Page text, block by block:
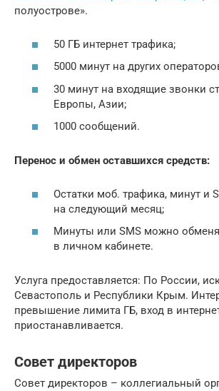
полуострове».
50 ГБ интернет трафика;
5000 минут на других
30 минут на входящие звонки
Европы, Азии;
1000 сообщений.
Перенос и обмен оставшихся средств:
Остатки моб. трафика, минут и
на следующий месяц;
Минуты или SMS можно
в личном кабинете.
Услуга предоставляется: По России,
Севастополь и Республики Крым.
превышение лимита ГБ, вход в
приостанавливается.
Совет директоров
Совет директоров – коллегиальный